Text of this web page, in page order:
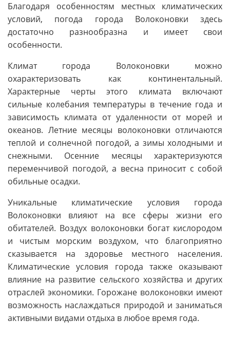
Благодаря особенностям местных климатических
условий, погода города Волоконовки здесь
достаточно разнообразна и имеет свои
особенности.
Климат города Волоконовки можно
охарактеризовать как континентальный.
Характерные черты этого климата включают
сильные колебания температуры в течение года и
зависимость климата от удаленности от морей и
океанов. Летние месяцы волоконовки отличаются
теплой и солнечной погодой, а зимы холодными и
снежными. Осенние месяцы характеризуются
переменчивой погодой, а весна приносит с собой
обильные осадки.
Уникальные климатические условия города
Волоконовки влияют на все сферы жизни его
обитателей. Воздух волоконовки богат кислородом
и чистым морским воздухом, что благоприятно
сказывается на здоровье местного населения.
Климатические условия города также оказывают
влияние на развитие сельского хозяйства и других
отраслей экономики. Горожане волоконовки имеют
возможность наслаждаться природой и заниматься
активными видами отдыха в любое время года.